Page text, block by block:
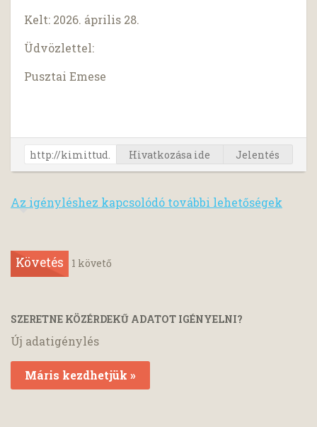
Kelt: 2026. április 28.
Üdvözlettel:
Pusztai Emese
Hivatkozása ide Jelentés
Az igényléshez kapcsolódó további lehetőségek
Követés 1 követő
SZERETNE KÖZÉRDEKŰ ADATOT IGÉNYELNI?
Új adatigénylés
Máris kezdhetjük »